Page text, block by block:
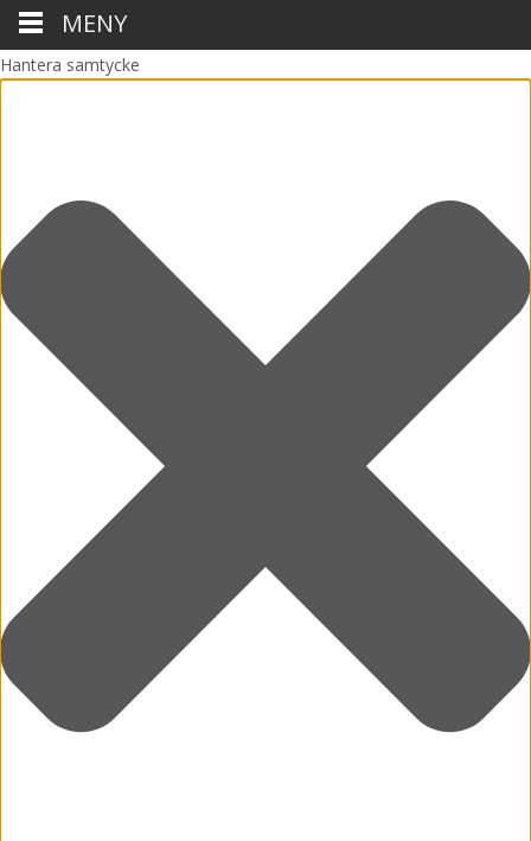
Hantera samtycke
MENY